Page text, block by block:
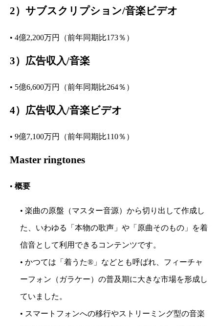
2） サブスクリプション/音楽ビデオ
• 4億2,200万円（前年同期比173％）
3） 広告収入/音楽
• 5億6,600万円（前年同期比264％）
4） 広告収入/音楽ビデオ
• 9億7,100万円（前年同期比110％）
Master ringtones
• 概要
• 楽曲の原盤（マスター音源）から切り出して作成し
た、いわゆる「本物の歌声」や「原曲そのもの」を着
信音として利用できるコンテンツです。
• かつては「着うた®」などとも呼ばれ、フィーチャ
ーフォン（ガラケー）の普及期に大きな市場を形成し
ていました。
• スマートフォンへの移行やストリーミング型の音楽